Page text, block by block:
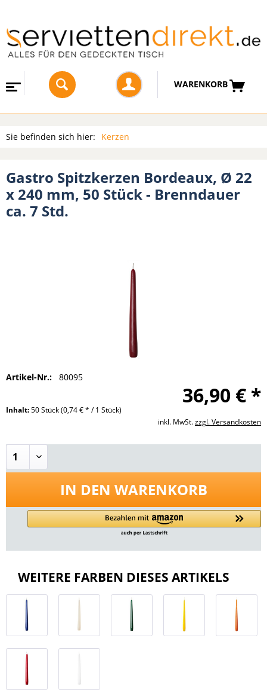
WARENKORB
Sie befinden sich hier: Kerzen
Gastro Spitzkerzen Bordeaux, Ø 22
x 240 mm, 50 Stück - Brenndauer
ca. 7 Std.
Artikel-Nr.: 80095
36,90 € *
Inhalt:50 Stück(0,74 € * / 1 Stück)
inkl. MwSt.zzgl. Versandkosten
IN DEN WARENKORB
WEITERE FARBEN DIESES ARTIKELS